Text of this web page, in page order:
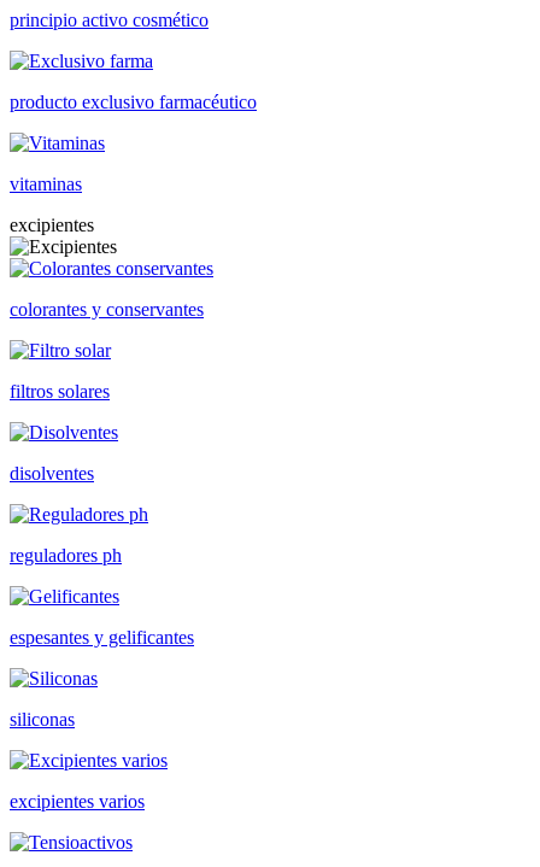
principio activo cosmético
producto exclusivo farmacéutico
vitaminas
excipientes
colorantes y conservantes
filtros solares
disolventes
reguladores ph
espesantes y gelificantes
siliconas
excipientes varios